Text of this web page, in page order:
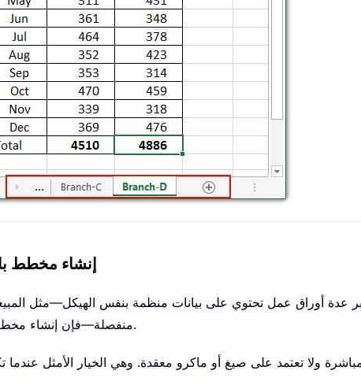
إنشاء مخطط
عدة أوراق عمل تحتوي على بيانات منظمة بنفس الهيكل—مثل
منفصلة—فإن إنشاء مخطط شريطي موحَّد يضم سلاسل بيانات متعددة يوفّر مقارنة بصرية فعّالة.
مباشرة ولا تعتمد على صيغ أو ماكرو معقدة. وهي الخيار الأمثل